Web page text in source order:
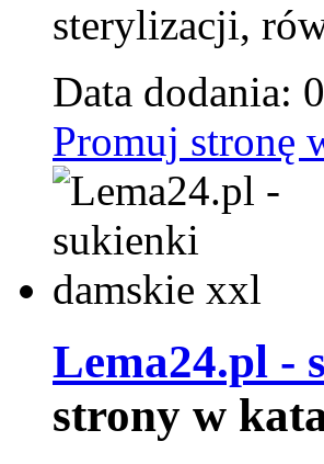
sterylizacji,
Data dodania:
Promuj stronę
Lema24.pl -
strony w